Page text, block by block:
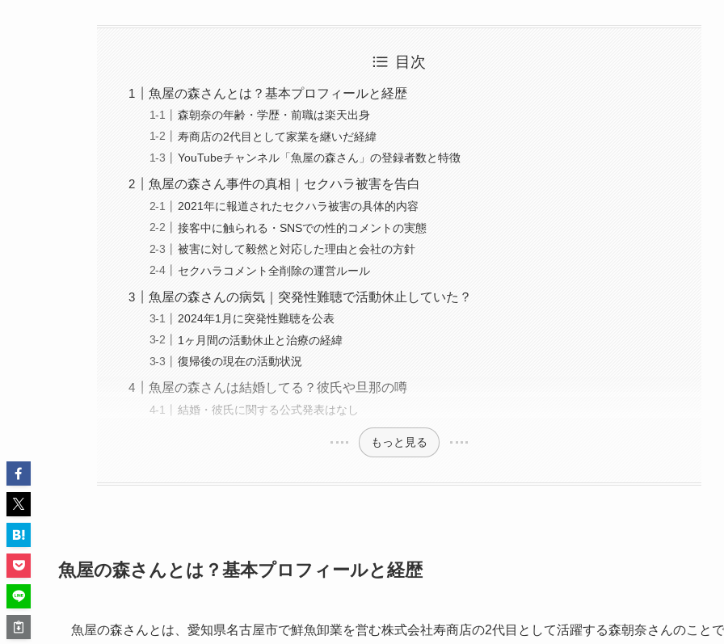
目次
魚屋の森さんとは？基本プロフィールと経歴
森朝奈の年齢・学歴・前職は楽天出身
寿商店の2代目として家業を継いだ経緯
YouTubeチャンネル「魚屋の森さん」の登録者数と特徴
魚屋の森さん事件の真相｜セクハラ被害を告白
2021年に報道されたセクハラ被害の具体的内容
接客中に触られる・SNSでの性的コメントの実態
被害に対して毅然と対応した理由と会社の方針
セクハラコメント全削除の運営ルール
魚屋の森さんの病気｜突発性難聴で活動休止していた？
2024年1月に突発性難聴を公表
1ヶ月間の活動休止と治療の経緯
復帰後の現在の活動状況
魚屋の森さんは結婚してる？彼氏や旦那の噂
結婚・彼氏に関する公式発表はなし
もっと見る
魚屋の森さんとは？基本プロフィールと経歴
魚屋の森さんとは、愛知県名古屋市で鮮魚卸業を営む株式会社寿商店の2代目として活躍する森朝奈さんのことで